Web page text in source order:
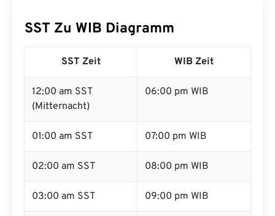
SST Zu WIB Diagramm
SST Zeit WIB Zeit
12:00 am SST
(Mitternacht)
06:00 pm WIB
01:00 am SST 07:00 pm WIB
02:00 am SST 08:00 pm WIB
03:00 am SST 09:00 pm WIB